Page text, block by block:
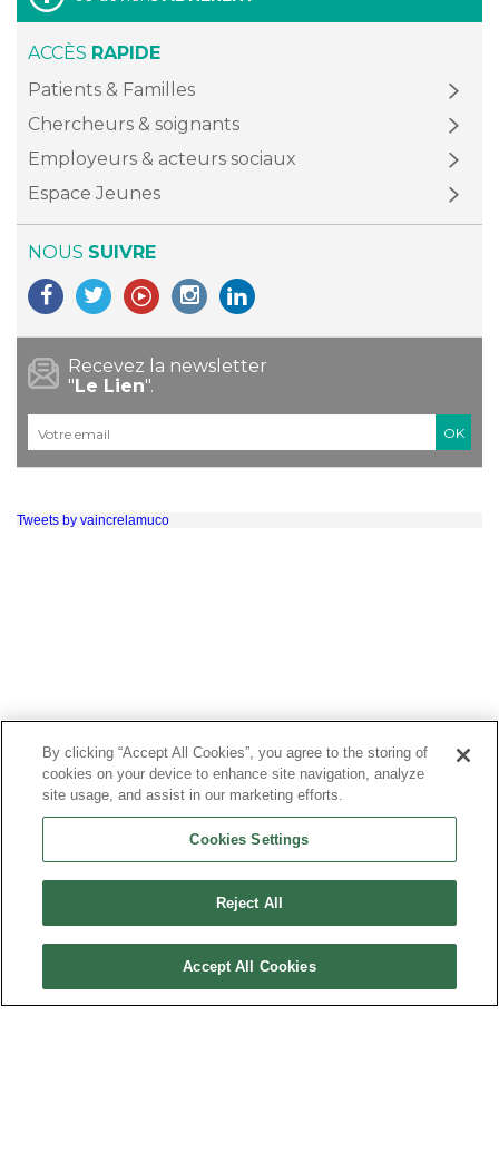
ACCÈS RAPIDE
Patients & Familles
Chercheurs & soignants
Employeurs & acteurs sociaux
Espace Jeunes
NOUS SUIVRE
Recevez la newsletter
" Le Lien".
Courriel*
Tweets by vaincrelamuco
PLAN DU SITE
MENTIONS LÉGALES
By clicking “Accept All Cookies”, you agree to the storing of
cookies on your device to enhance site navigation, analyze
site usage, and assist in our marketing efforts.
Cookies Settings
Reject All
Accept All Cookies